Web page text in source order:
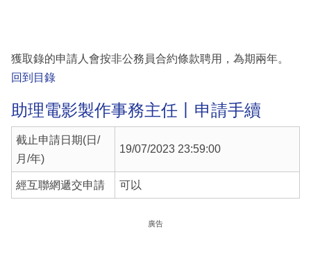
獲取錄的申請人會按非公務員合約條款聘用，為期兩年。
回到目錄
助理電影製作事務主任丨申請手續
截止申請日期(日/
月/年)
19/07/2023 23:59:00
經互聯網遞交申請 可以
廣告